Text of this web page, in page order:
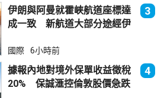
伊朗與阿曼就霍峽航道座標達
成一致 新航道大部分途經伊
3
國際 6小時前
據報內地對境外保單收益徵稅
20% 保誠滙控倫敦股價急跌
4